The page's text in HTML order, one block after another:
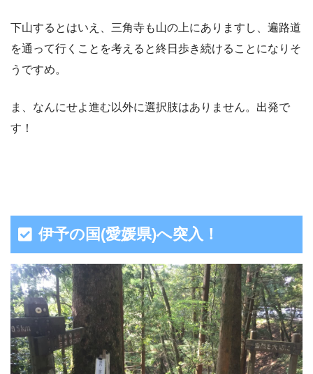
下山するとはいえ、三角寺も山の上にありますし、遍路道
を通って行くことを考えると終日歩き続けることになりそ
うですめ。
ま、なんにせよ進む以外に選択肢はありません。出発で
す！
伊予の国(愛媛県)へ突入！